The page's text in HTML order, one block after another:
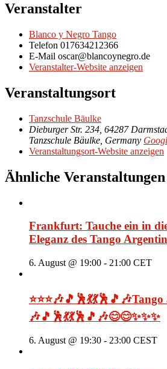
Veranstalter
Blanco y Negro Tango
Telefon 017634212366
E-Mail oscar@blancoynegro.de
Veranstalter-Website anzeigen
Veranstaltungsort
Tanzschule Bäulke
Dieburger Str. 234, 64287
Tanzschule Bäulke Germany
Veranstaltungsort-Website anzeigen
Ähnliche Veranstaltungen
Frankfurt: Tauche ein in
Eleganz des Tango
6. August @ 19:00 - 21:00 CET
🎶🎵🕺💃💃🕺🎵🎶😊😊✨✨✨
6. August @ 19:30 - 23:00 CEST